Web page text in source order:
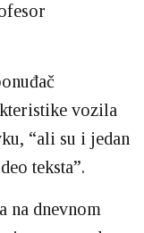
vozila
“ali su i jedan
teksta”.
na dnevnom